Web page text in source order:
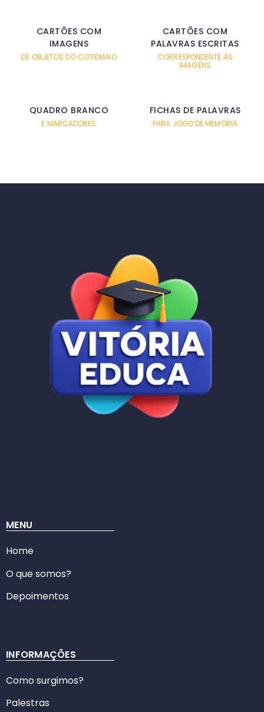
CARTÕES COM
IMAGENS
DE OBJETOS DO COTIDIANO
CARTÕES COM
PALAVRAS ESCRITAS
CORRESPONDENTE ÀS
IMAGENS
QUADRO BRANCO
E MARCADORES
FICHAS DE PALAVRAS
PARA JOGO DE MEMÓRIA
MENU
Home
O que somos?
Depoimentos
INFORMAÇÕES
Como surgimos?
Palestras